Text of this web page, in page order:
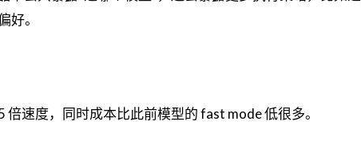
好。
速度，同时成本比此前模型的 fast mode 低很多。